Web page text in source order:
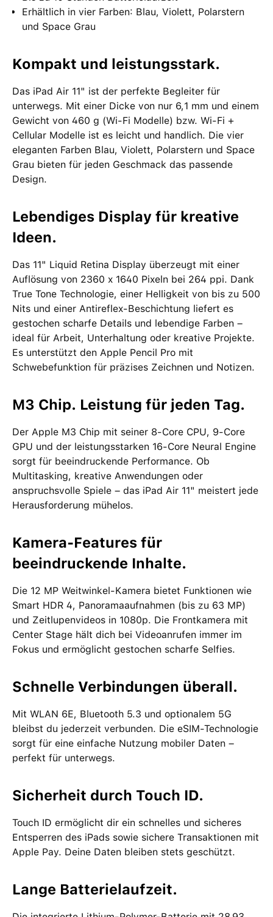
Erhältlich in vier Farben: Blau, Violett, Polarstern
und Space Grau
Kompakt und leistungsstark.
Das iPad Air 11" ist der perfekte Begleiter für
unterwegs. Mit einer Dicke von nur 6,1 mm und einem
Gewicht von 460 g (Wi-Fi Modelle) bzw. Wi-Fi +
Cellular Modelle ist es leicht und handlich. Die vier
eleganten Farben Blau, Violett, Polarstern und Space
Grau bieten für jeden Geschmack das passende
Design.
Lebendiges Display für kreative
Ideen.
Das 11" Liquid Retina Display überzeugt mit einer
Auflösung von 2360 x 1640 Pixeln bei 264 ppi. Dank
True Tone Technologie, einer Helligkeit von bis zu 500
Nits und einer Antireflex-Beschichtung liefert es
gestochen scharfe Details und lebendige Farben –
ideal für Arbeit, Unterhaltung oder kreative Projekte.
Es unterstützt den Apple Pencil Pro mit
Schwebefunktion für präzises Zeichnen und Notizen.
M3 Chip. Leistung für jeden Tag.
Der Apple M3 Chip mit seiner 8-Core CPU, 9-Core
GPU und der leistungsstarken 16-Core Neural Engine
sorgt für beeindruckende Performance. Ob
Multitasking, kreative Anwendungen oder
anspruchsvolle Spiele – das iPad Air 11" meistert jede
Herausforderung mühelos.
Kamera-Features für
beeindruckende Inhalte.
Die 12 MP Weitwinkel-Kamera bietet Funktionen wie
Smart HDR 4, Panoramaaufnahmen (bis zu 63 MP)
und Zeitlupenvideos in 1080p. Die Frontkamera mit
Center Stage hält dich bei Videoanrufen immer im
Fokus und ermöglicht gestochen scharfe Selfies.
Schnelle Verbindungen überall.
Mit WLAN 6E, Bluetooth 5.3 und optionalem 5G
bleibst du jederzeit verbunden. Die eSIM-Technologie
sorgt für eine einfache Nutzung mobiler Daten –
perfekt für unterwegs.
Sicherheit durch Touch ID.
Touch ID ermöglicht dir ein schnelles und sicheres
Entsperren des iPads sowie sichere Transaktionen mit
Apple Pay. Deine Daten bleiben stets geschützt.
Lange Batterielaufzeit.